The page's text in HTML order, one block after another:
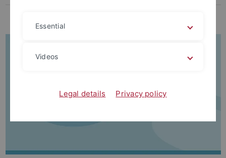
Essential
Videos
Legal details Privacy policy